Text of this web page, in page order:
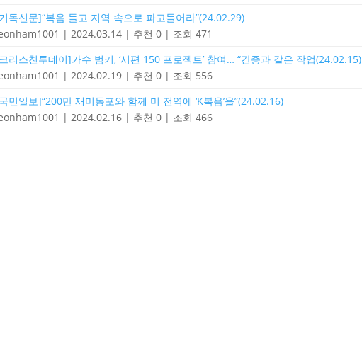
독신문]“복음 들고 지역 속으로 파고들어라”(24.02.29)
| 2024.03.14 | 추천 0 | 조회 471
리스천투데이]가수 범키, ‘시편 150 프로젝트’ 참여… “간증과 같은 작업(24.02.15)
| 2024.02.19 | 추천 0 | 조회 556
민일보]“200만 재미동포와 함께 미 전역에 ‘K복음’을”(24.02.16)
| 2024.02.16 | 추천 0 | 조회 466